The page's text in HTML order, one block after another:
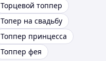
Торцевой топпер
Топер на свадьбу
Топпер принцесса
Топпер фея